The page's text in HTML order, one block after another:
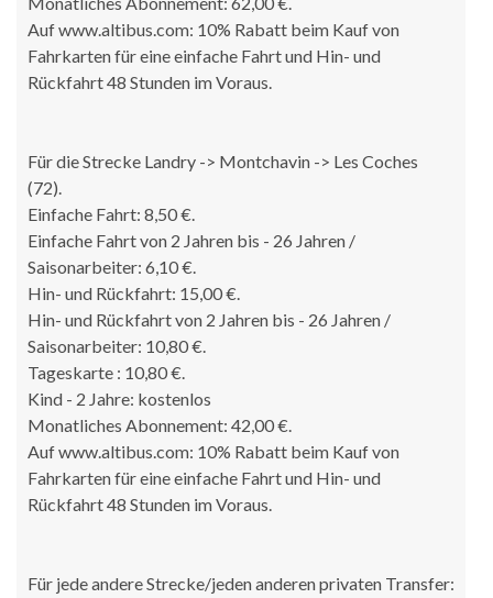
Auf www.altibus.com: 10% Rabatt beim Kauf von
Fahrkarten für eine einfache Fahrt und Hin- und
Rückfahrt 48 Stunden im Voraus.
Für die Strecke Landry -> Montchavin -> Les Coches
(72).
Einfache Fahrt: 8,50 €.
Einfache Fahrt von 2 Jahren bis - 26 Jahren /
Saisonarbeiter: 6,10 €.
Hin- und Rückfahrt: 15,00 €.
Hin- und Rückfahrt von 2 Jahren bis - 26 Jahren /
Saisonarbeiter: 10,80 €.
Tageskarte : 10,80 €.
Kind - 2 Jahre: kostenlos
Monatliches Abonnement: 42,00 €.
Auf www.altibus.com: 10% Rabatt beim Kauf von
Fahrkarten für eine einfache Fahrt und Hin- und
Rückfahrt 48 Stunden im Voraus.
Für jede andere Strecke/jeden anderen privaten Transfer: